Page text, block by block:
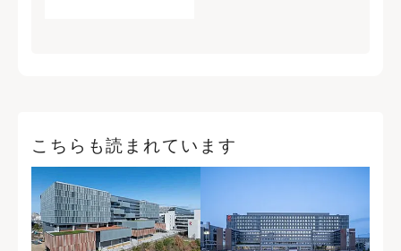
こちらも読まれています